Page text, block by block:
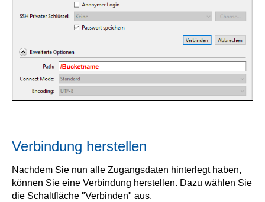
Verbindung herstellen
Nachdem Sie nun alle Zugangsdaten hinterlegt haben,
können Sie eine Verbindung herstellen. Dazu wählen Sie
die Schaltfläche "Verbinden" aus.